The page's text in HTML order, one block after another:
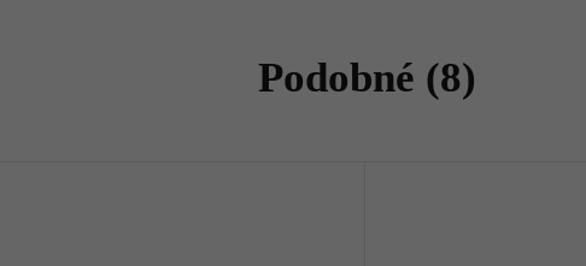
Podobné (8)